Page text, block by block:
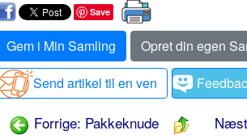
Save
Gem i Min Samling
Opret din egen
Send artikel til en ven
Forrige: Pakkeknude